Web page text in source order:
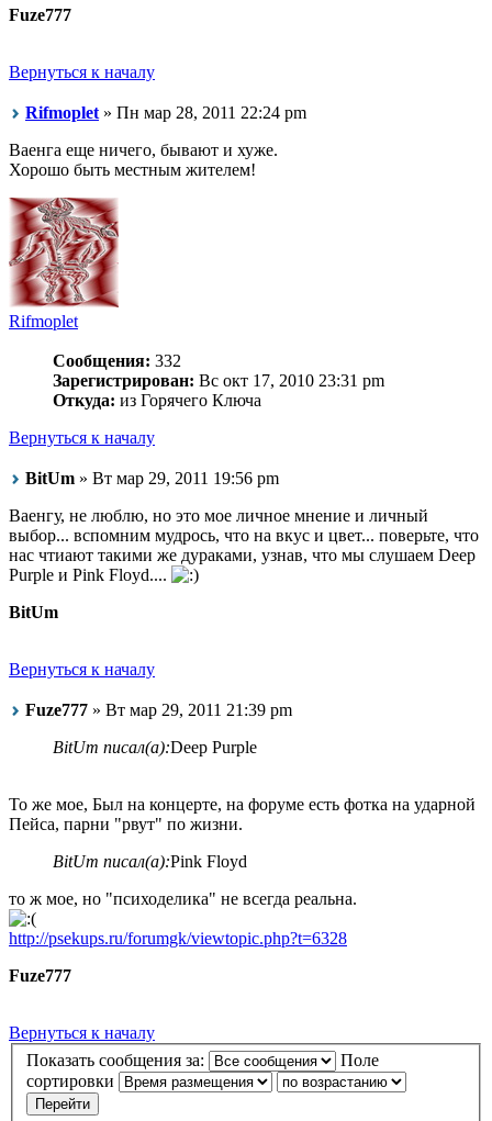
Fuze777
Вернуться к началу
Rifmoplet » Пн мар 28, 2011 22:24 pm
Ваенга еще ничего, бывают и хуже.
Хорошо быть местным жителем!
Rifmoplet
Сообщения: 332
Зарегистрирован: Вс окт 17, 2010 23:31 pm
Откуда: из Горячего Ключа
Вернуться к началу
BitUm » Вт мар 29, 2011 19:56 pm
Ваенгу, не люблю, но это мое личное мнение и личный
выбор... вспомним мудрось, что на вкус и цвет... поверьте, что
нас чтиают такими же дураками, узнав, что мы слушаем Deep
Purple и Pink Floyd....
BitUm
Вернуться к началу
Fuze777 » Вт мар 29, 2011 21:39 pm
BitUm писал(а):Deep Purple
То же мое, Был на концерте, на форуме есть фотка на ударной
Пейса, парни "рвут" по жизни.
BitUm писал(а):Pink Floyd
то ж мое, но "психоделика" не всегда реальна.
http://psekups.ru/forumgk/viewtopic.php?t=6328
Fuze777
Вернуться к началу
Показать сообщения за:
Поле
сортировки